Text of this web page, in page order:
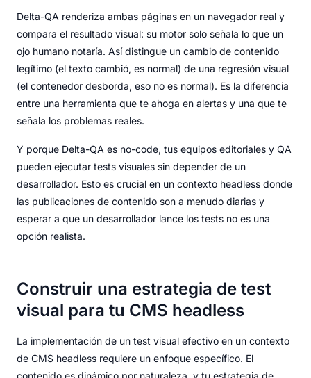
Delta-QA renderiza ambas páginas en un navegador real y
compara el resultado visual: su motor solo señala lo que un
ojo humano notaría. Así distingue un cambio de contenido
legítimo (el texto cambió, es normal) de una regresión visual
(el contenedor desborda, eso no es normal). Es la diferencia
entre una herramienta que te ahoga en alertas y una que te
señala los problemas reales.
Y porque Delta-QA es no-code, tus equipos editoriales y QA
pueden ejecutar tests visuales sin depender de un
desarrollador. Esto es crucial en un contexto headless donde
las publicaciones de contenido son a menudo diarias y
esperar a que un desarrollador lance los tests no es una
opción realista.
Construir una estrategia de test
visual para tu CMS headless
La implementación de un test visual efectivo en un contexto
de CMS headless requiere un enfoque específico. El
contenido es dinámico por naturaleza, y tu estrategia de